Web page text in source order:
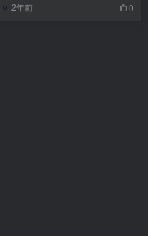
2年前 0